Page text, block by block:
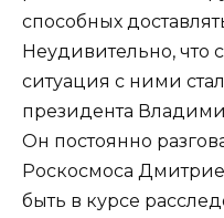
способных
Неудивительно, что
ситуация с ними
президента
Он постоянно
Роскосмоса
быть в курсе